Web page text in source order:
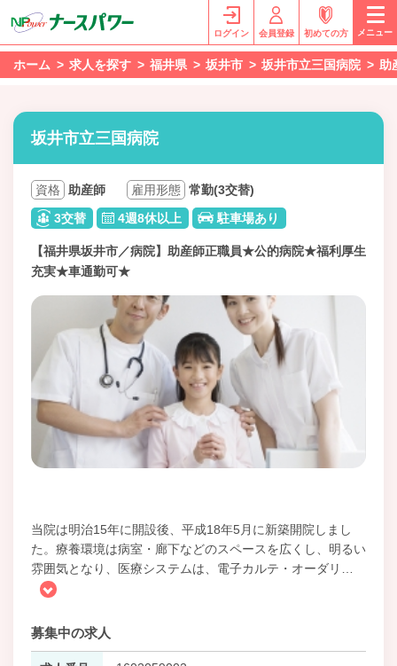
ログイン 会員登録 初めての方 メニュー
ホーム 求人を探す 福井県 坂井市 坂井市立三国病院 助
坂井市立三国病院
資格 助産師 雇用形態 常勤(3交替)
3交替
4週8休以上 駐車場あり
【福井県坂井市／病院】助産師正職員★公的病院★福利厚生
充実★車通勤可★
当院は明治15年に開設後、平成18年5月に新築開院しまし
た。療養環境は病室・廊下などのスペースを広くし、明るい
雰囲気となり、医療システムは、電子カルテ・オーダリ
募集中の求人